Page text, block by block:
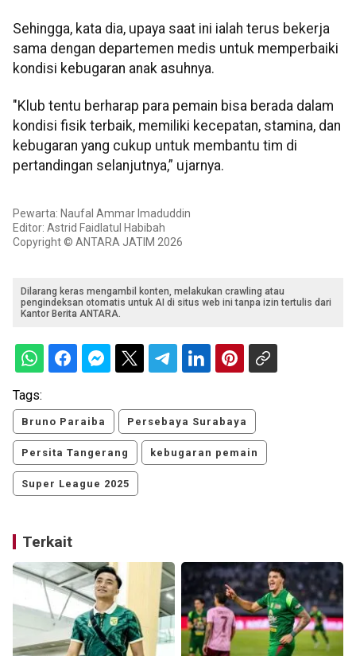
Sehingga, kata dia, upaya saat ini ialah terus bekerja
sama dengan departemen medis untuk memperbaiki
kondisi kebugaran anak asuhnya.
"Klub tentu berharap para pemain bisa berada dalam
kondisi fisik terbaik, memiliki kecepatan, stamina, dan
kebugaran yang cukup untuk membantu tim di
pertandingan selanjutnya,” ujarnya.
Pewarta: Naufal Ammar Imaduddin
Editor: Astrid Faidlatul Habibah
Copyright © ANTARA JATIM 2026
Dilarang keras mengambil konten, melakukan crawling atau
pengindeksan otomatis untuk AI di situs web ini tanpa izin tertulis dari
Kantor Berita ANTARA.
Tags:
Bruno Paraiba Persebaya Surabaya
Persita Tangerang kebugaran pemain
Super League 2025
Terkait